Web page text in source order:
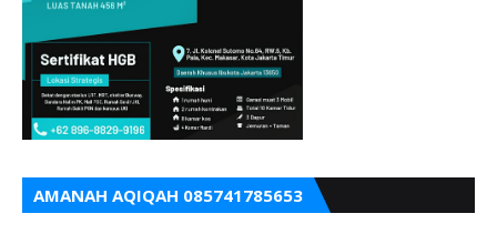
AMANAH AQIQAH 085741785653